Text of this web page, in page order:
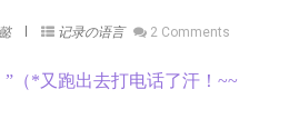
记录の语言 2 Comments
（*又跑出去打电话了汗！~~